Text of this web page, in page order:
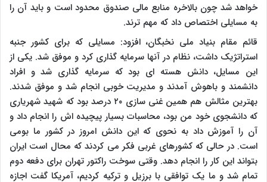
خواهد شد چون بالاخره منابع مالی صندوق محدود است و باید آن را
به مسایلی اختصاص داد که مهم ترند.
قائم مقام بنیاد ملی نخبگان، افزود: مسایلی که برای کشور جنبه
استراتژیک داشت، نظام در آنها سرمایه گذاری کرد و موفق شد. یکی از
این مسایل، دانش هسته ای بود که سرمایه گذاری شد و افراد
دانشمند و باهوش آمدند و مدیریت خوبی انجام شد و موفق شدند.
بهترین مثالش هم همین غنی سازی ۲۰ درصد بود که شهید شهریاری
که دانشجوی خود من بود، محاسبات بسیار پیچیده اش را انجام داد و
آن را آموزش داد به نحوی که این دانش امروز در کشور ما بومی
است. در حالی که کشورهای غربی فکر می کردند که محال است ایران
بتواند این کار را انجام دهد. وقتی سوخت راکتور تهران برای دفعه دوم
تمام شد و ما یک توافقی با برزیل و ترکیه کردیم، آمریکا گفت اجازه